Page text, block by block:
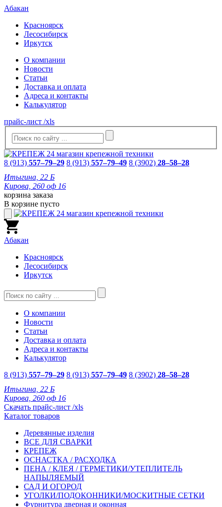
Абакан
Красноярск
Лесосибирск
Иркутск
О компании
Новости
Статьи
Доставка и оплата
Адреса и контакты
Калькулятор
прайс-лист /xls
8 (913) 557–79–29 8 (913) 557–79–49 8 (3902) 28–58–28
Итыгина, 22 Б
Кирова, 260 оф 16
корзина заказа
В корзине пусто
Абакан
Красноярск
Лесосибирск
Иркутск
О компании
Новости
Статьи
Доставка и оплата
Адреса и контакты
Калькулятор
8 (913) 557–79–29 8 (913) 557–79–49 8 (3902) 28–58–28
Итыгина, 22 Б
Кирова, 260 оф 16
Скачать прайс-лист /xls
Каталог товаров
Деревянные изделия
ВСЕ ДЛЯ СВАРКИ
КРЕПЕЖ
ОСНАСТКА / РАСХОДКА
ПЕНА / КЛЕЯ / ГЕРМЕТИКИ/УТЕПЛИТЕЛЬ
НАПЫЛЯЕМЫЙ
САД И ОГОРОД
УГОЛКИ/ПОДОКОННИКИ/МОСКИТНЫЕ СЕТКИ
Фурнитура дверная и оконная